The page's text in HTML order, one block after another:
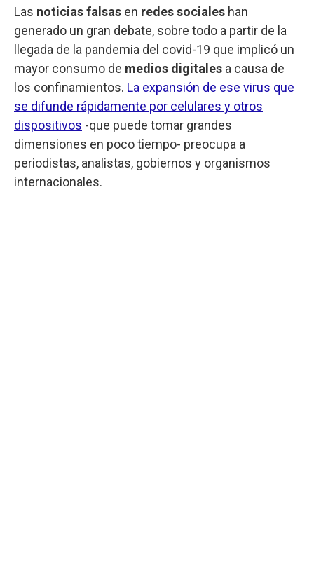
Las noticias falsas en redes sociales han
generado un gran debate, sobre todo a partir de la
llegada de la pandemia del covid-19 que implicó un
mayor consumo de medios digitales a causa de
los confinamientos. La expansión de ese virus que
se difunde rápidamente por celulares y otros
dispositivos -que puede tomar grandes
dimensiones en poco tiempo- preocupa a
periodistas, analistas, gobiernos y organismos
internacionales.